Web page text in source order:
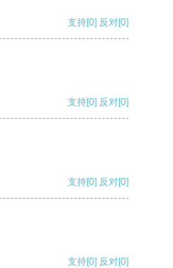
支持[0] 反对[0]
支持[0] 反对[0]
支持[0] 反对[0]
支持[0] 反对[0]